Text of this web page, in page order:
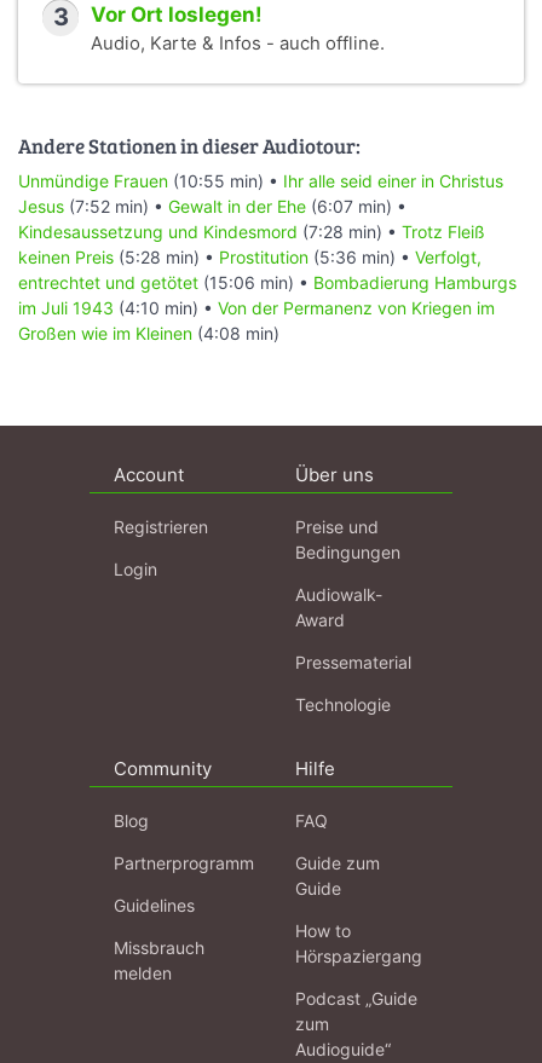
3 Vor Ort loslegen!
Audio, Karte & Infos - auch offline.
Andere Stationen in dieser Audiotour:
Unmündige Frauen (10:55 min) • Ihr alle seid einer in Christus
Jesus (7:52 min) • Gewalt in der Ehe (6:07 min) •
Kindesaussetzung und Kindesmord (7:28 min) • Trotz Fleiß
keinen Preis (5:28 min) • Prostitution (5:36 min) • Verfolgt,
entrechtet und getötet (15:06 min) • Bombadierung Hamburgs
im Juli 1943 (4:10 min) • Von der Permanenz von Kriegen im
Großen wie im Kleinen (4:08 min)
Account
Registrieren
Login
Über uns
Preise und
Bedingungen
Audiowalk-
Award
Pressematerial
Technologie
Community
Blog
Partnerprogramm
Guidelines
Missbrauch
melden
Hilfe
FAQ
Guide zum
Guide
How to
Hörspaziergang
Podcast „Guide
zum
Audioguide“